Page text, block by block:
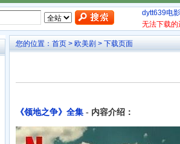
dytt639电
无法下载的
您的位置： 首页 > 欧美剧 > 下载页面
《领地之争》全集 - 内容介绍：